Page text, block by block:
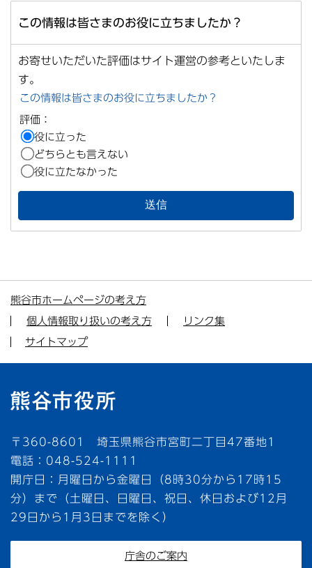
この情報は皆さまのお役に立ちましたか？
お寄せいただいた評価はサイト運営の参考といたしま
す。
この情報は皆さまのお役に立ちましたか？
評価：
役に立った
どちらとも言えない
役に立たなかった
熊谷市ホームページの考え方
個人情報取り扱いの考え方
リンク集
サイトマップ
〒360-8601 埼玉県熊谷市宮町二丁目47番地1
電話：048-524-1111
開庁日：月曜日から金曜日（8時30分から17時15
分）まで（土曜日、日曜日、祝日、休日および12月
29日から1月3日までを除く）
庁舎のご案内